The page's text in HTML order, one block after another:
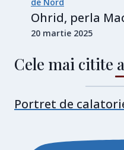
Ohrid, perla
20 martie 2025
Cele mai citite
Portret de